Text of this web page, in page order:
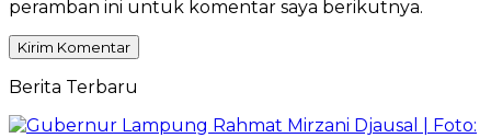
peramban ini untuk komentar saya berikutnya.
Berita Terbaru